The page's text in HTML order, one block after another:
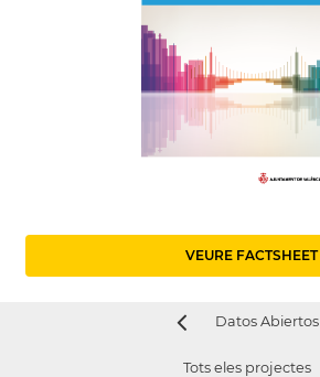
VEURE FACTSHEET
Datos Abiertos
Tots eles projectes